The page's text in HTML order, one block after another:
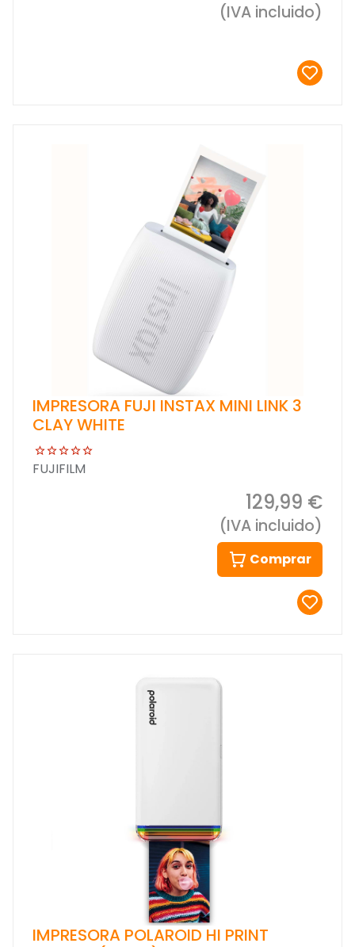
(IVA incluido)
IMPRESORA FUJI INSTAX MINI LINK 3
CLAY WHITE
FUJIFILM
129,99 €
(IVA incluido)
Comprar
IMPRESORA POLAROID HI PRINT